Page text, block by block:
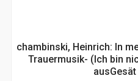
chambinski, Heinrich: In
Trauermusik- (Ich bin